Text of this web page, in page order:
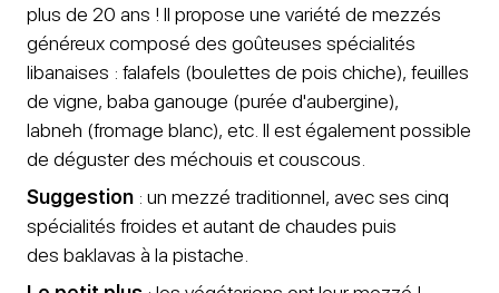
plus de 20 ans ! Il propose une variété de mezzés
généreux composé des goûteuses spécialités
libanaises : falafels (boulettes de pois chiche), feuilles
de vigne, baba ganouge (purée d'aubergine),
labneh (fromage blanc), etc. Il est également possible
de déguster des méchouis et couscous.
Suggestion : un mezzé traditionnel, avec ses cinq
spécialités froides et autant de chaudes puis
des baklavas à la pistache.